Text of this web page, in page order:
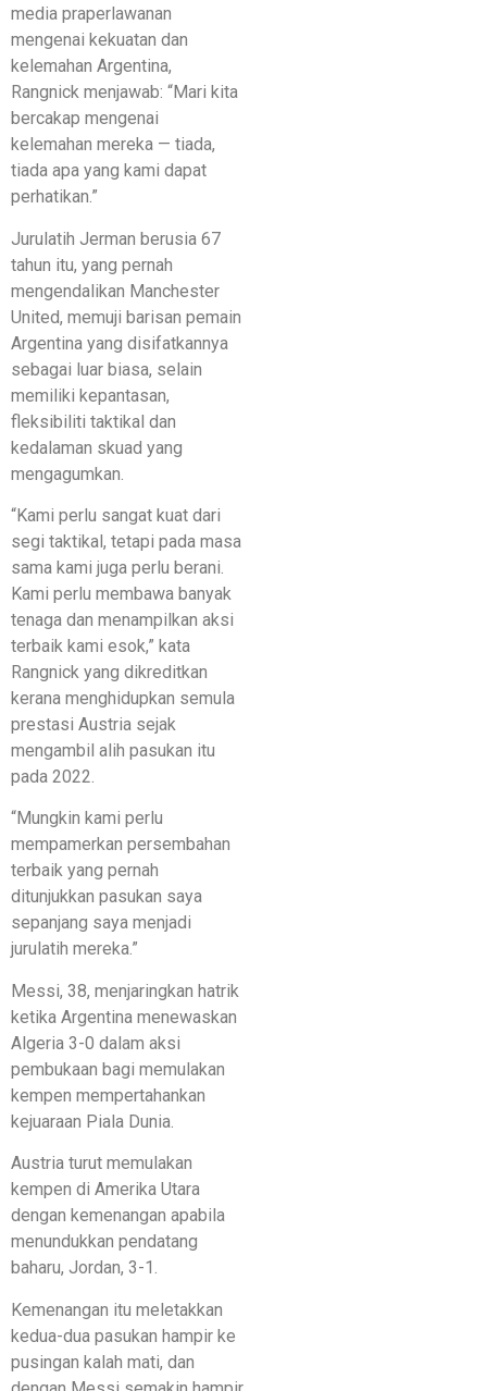
media praperlawanan
mengenai kekuatan dan
kelemahan Argentina,
Rangnick menjawab: “Mari kita
bercakap mengenai
kelemahan mereka — tiada,
tiada apa yang kami dapat
perhatikan.”
Jurulatih Jerman berusia 67
tahun itu, yang pernah
mengendalikan Manchester
United, memuji barisan pemain
Argentina yang disifatkannya
sebagai luar biasa, selain
memiliki kepantasan,
fleksibiliti taktikal dan
kedalaman skuad yang
mengagumkan.
“Kami perlu sangat kuat dari
segi taktikal, tetapi pada masa
sama kami juga perlu berani.
Kami perlu membawa banyak
tenaga dan menampilkan aksi
terbaik kami esok,” kata
Rangnick yang dikreditkan
kerana menghidupkan semula
prestasi Austria sejak
mengambil alih pasukan itu
pada 2022.
“Mungkin kami perlu
mempamerkan persembahan
terbaik yang pernah
ditunjukkan pasukan saya
sepanjang saya menjadi
jurulatih mereka.”
Messi, 38, menjaringkan hatrik
ketika Argentina menewaskan
Algeria 3-0 dalam aksi
pembukaan bagi memulakan
kempen mempertahankan
kejuaraan Piala Dunia.
Austria turut memulakan
kempen di Amerika Utara
dengan kemenangan apabila
menundukkan pendatang
baharu, Jordan, 3-1.
Kemenangan itu meletakkan
kedua-dua pasukan hampir ke
pusingan kalah mati, dan